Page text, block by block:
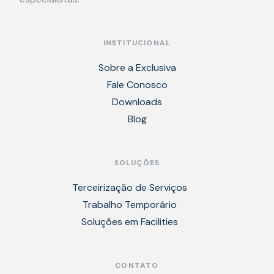
INSTITUCIONAL
Sobre a Exclusiva
Fale Conosco
Downloads
Blog
SOLUÇÕES
Terceirização de Serviços
Trabalho Temporário
Soluções em Facilities
CONTATO